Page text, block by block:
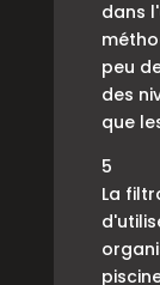
dans
peu
des
que
5
La